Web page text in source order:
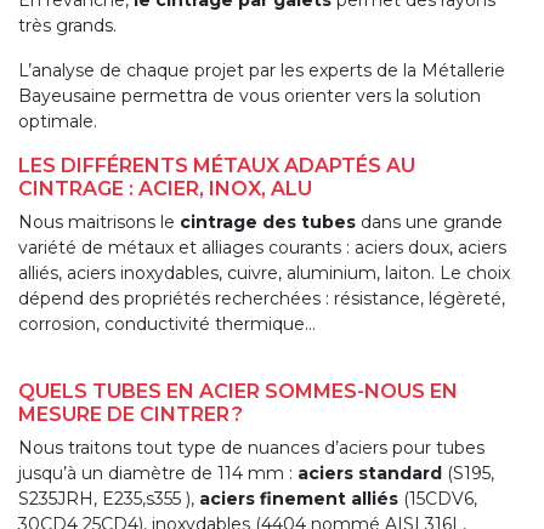
très grands.
L’analyse de chaque projet par les experts de la Métallerie
Bayeusaine permettra de vous orienter vers la solution
optimale.
LES DIFFÉRENTS MÉTAUX ADAPTÉS AU
CINTRAGE : ACIER, INOX, ALU
Nous maitrisons le cintrage des tubes dans une grande
variété de métaux et alliages courants : aciers doux, aciers
alliés, aciers inoxydables, cuivre, aluminium, laiton. Le choix
dépend des propriétés recherchées : résistance, légèreté,
corrosion, conductivité thermique…
QUELS TUBES EN ACIER SOMMES-NOUS EN
MESURE DE CINTRER ?
Nous traitons tout type de nuances d’aciers pour tubes
jusqu’à un diamètre de 114 mm : aciers standard (S195,
S235JRH, E235,s355 ), aciers finement alliés (15CDV6,
30CD4 25CD4), inoxydables (4404 nommé AISI 316L,